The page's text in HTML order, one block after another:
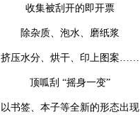
收集被刮开的即开票
除杂质、泡水、磨纸浆
挤压水分、烘干、印上图案……
顶呱刮 “摇身一变”
以书签、本子等全新的形态出现